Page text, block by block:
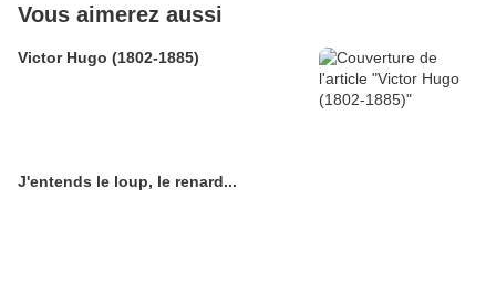
Vous aimerez aussi
Victor Hugo (1802-1885)
J'entends le loup, le renard...